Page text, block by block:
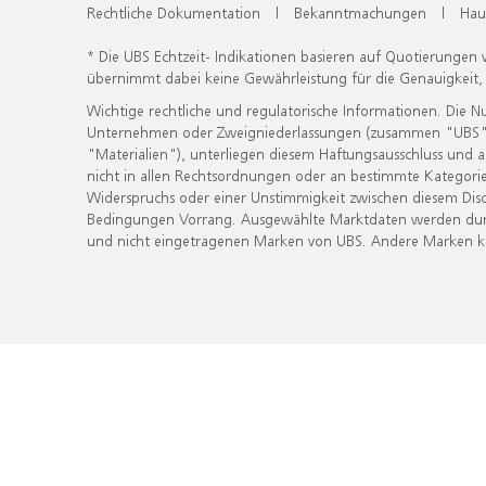
Rechtliche Dokumentation | Bekanntmachungen |
* Die UBS Echtzeit- Indikationen basieren auf
übernimmt dabei keine Gewährleistung für die
Wichtige rechtliche und regulatorische Informationen. Die
Unternehmen oder Zweigniederlassungen (zusammen
"Materialien"), unterliegen diesem Haftungsausschluss
nicht in allen Rechtsordnungen oder an bestimmte
Widerspruchs oder einer Unstimmigkeit zwischen diesem
Bedingungen Vorrang. Ausgewählte Marktdaten werden
und nicht eingetragenen Marken von UBS. Andere Marken